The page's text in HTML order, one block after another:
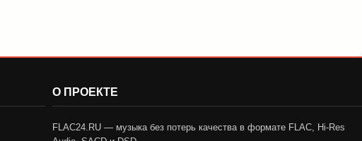
О ПРОЕКТЕ
FLAC24.RU — музыка без потерь качества в формате FLAC, Hi-Res